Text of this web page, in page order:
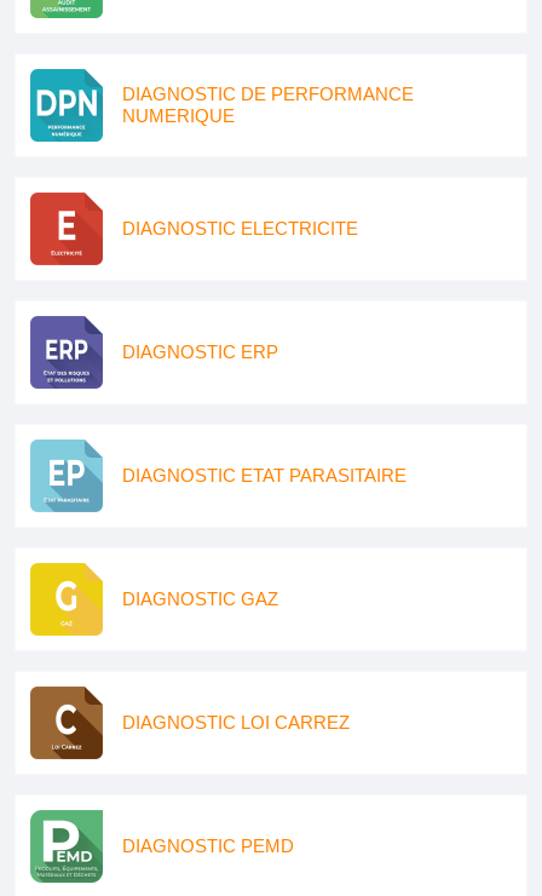
DIAGNOSTIC DE PERFORMANCE
NUMERIQUE
DIAGNOSTIC ELECTRICITE
DIAGNOSTIC ERP
DIAGNOSTIC ETAT PARASITAIRE
DIAGNOSTIC GAZ
DIAGNOSTIC LOI CARREZ
DIAGNOSTIC PEMD